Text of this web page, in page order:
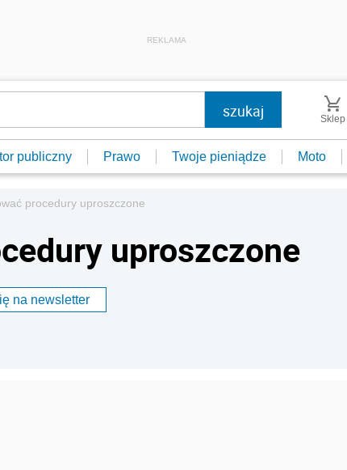
REKLAMA
Sklep
publiczny Prawo Twoje pieniądze Moto
procedury uproszczone
uproszczone
na newsletter